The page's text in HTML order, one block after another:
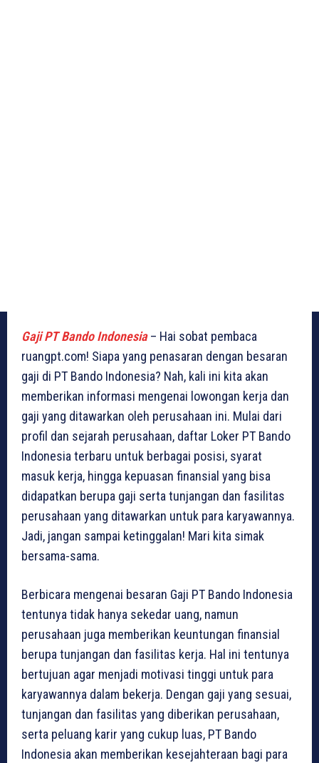
Gaji PT Bando Indonesia– Hai sobat pembaca
ruangpt.com! Siapa yang penasaran dengan besaran
gaji di PT Bando Indonesia? Nah, kali ini kita akan
memberikan informasi mengenai lowongan kerja dan
gaji yang ditawarkan oleh perusahaan ini. Mulai dari
profil dan sejarah perusahaan, daftar Loker PT Bando
Indonesia terbaru untuk berbagai posisi, syarat
masuk kerja, hingga kepuasan finansial yang bisa
didapatkan berupa gaji serta tunjangan dan fasilitas
perusahaan yang ditawarkan untuk para karyawannya.
Jadi, jangan sampai ketinggalan! Mari kita simak
bersama-sama.
Berbicara mengenai besaran Gaji PT Bando Indonesia
tentunya tidak hanya sekedar uang, namun
perusahaan juga memberikan keuntungan finansial
berupa tunjangan dan fasilitas kerja. Hal ini tentunya
bertujuan agar menjadi motivasi tinggi untuk para
karyawannya dalam bekerja. Dengan gaji yang sesuai,
tunjangan dan fasilitas yang diberikan perusahaan,
serta peluang karir yang cukup luas, PT Bando
Indonesia akan memberikan kesejahteraan bagi para